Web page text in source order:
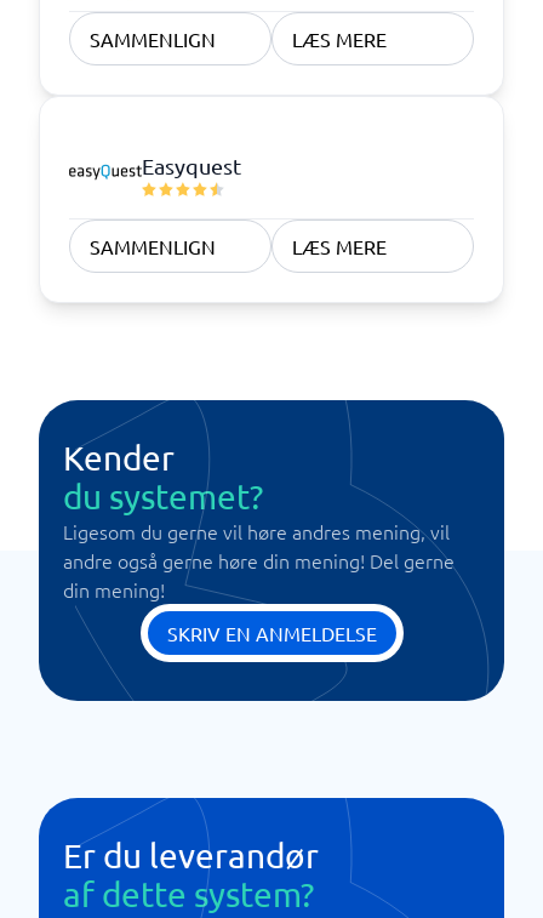
SAMMENLIGN LÆS MERE
Easyquest
SAMMENLIGN LÆS MERE
Kender
du systemet?
Ligesom du gerne vil høre andres mening, vil
andre også gerne høre din mening! Del gerne
din mening!
SKRIV EN ANMELDELSE
Er du leverandør
af dette system?